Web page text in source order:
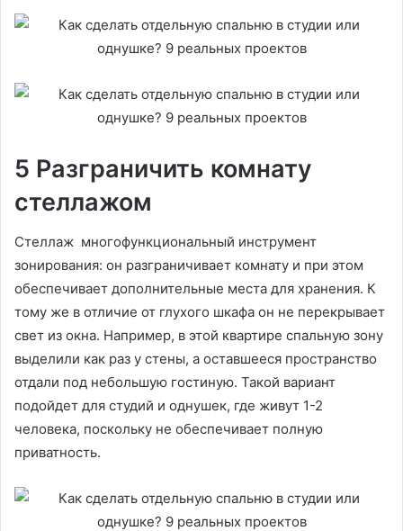
5 Разграничить комнату
стеллажом
Стеллаж многофункциональный инструмент
зонирования: он разграничивает комнату и при этом
обеспечивает дополнительные места для хранения. К
тому же в отличие от глухого шкафа он не перекрывает
свет из окна. Например, в этой квартире спальную зону
выделили как раз у стены, а оставшееся пространство
отдали под небольшую гостиную. Такой вариант
подойдет для студий и однушек, где живут 1-2
человека, поскольку не обеспечивает полную
приватность.